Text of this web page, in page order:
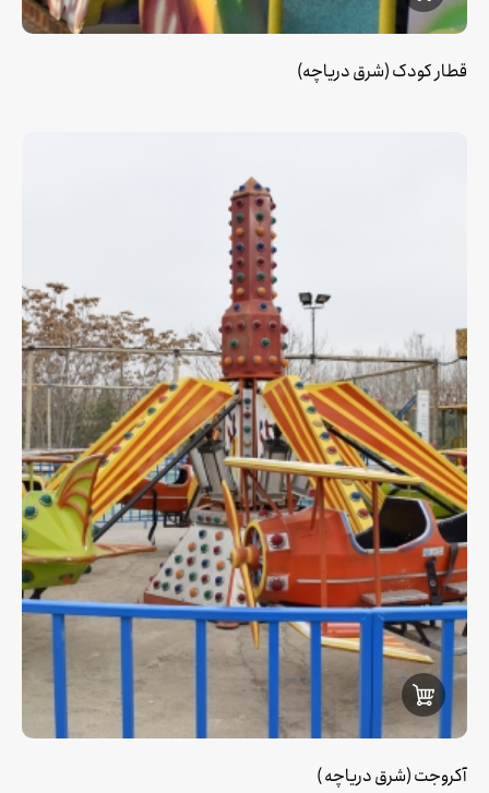
قطار کودک (شرق دریاچه)
آکروجت (شرق دریاچه )